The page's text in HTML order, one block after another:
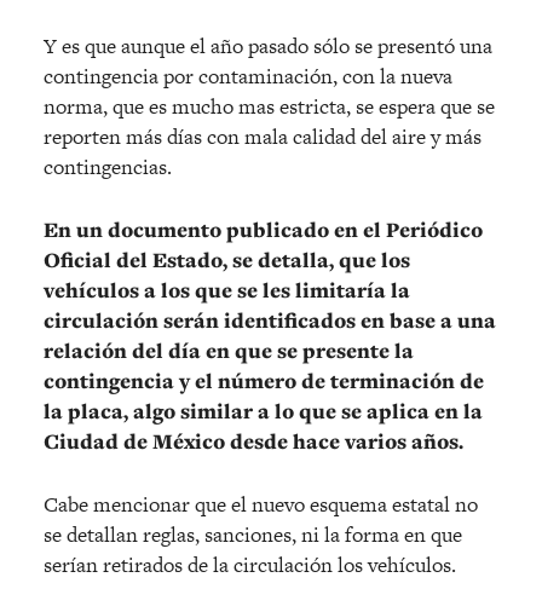
Y es que aunque el año pasado sólo se presentó una
contingencia por contaminación, con la nueva
norma, que es mucho mas estricta, se espera que se
reporten más días con mala calidad del aire y más
contingencias.
En un documento publicado en el Periódico
Oficial del Estado, se detalla, que los
vehículos a los que se les limitaría la
circulación serán identificados en base a una
relación del día en que se presente la
contingencia y el número de terminación de
la placa, algo similar a lo que se aplica en la
Ciudad de México desde hace varios años.
Cabe mencionar que el nuevo esquema estatal no
se detallan reglas, sanciones, ni la forma en que
serían retirados de la circulación los vehículos.